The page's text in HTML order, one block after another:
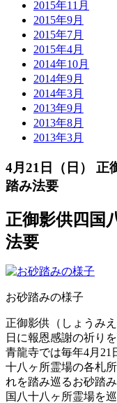
2015年11月
2015年9月
2015年7月
2015年4月
2014年10月
2014年9月
2014年3月
2013年9月
2013年8月
2013年3月
4月21日（日） 正
踏み法要
正御影供四国
法要
お砂踏みの様子
正御影供（しょうみ
日に報恩感謝の祈り
青龍寺では毎年4月21
十八ヶ所霊場の各札
れを踏み巡るお砂踏
国八十八ヶ所霊場を